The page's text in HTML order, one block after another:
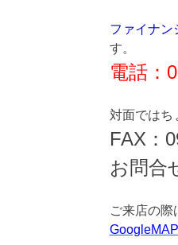
ファイナン
す。
電話：
対面ではち
FAX：
お問合
ご来店の際